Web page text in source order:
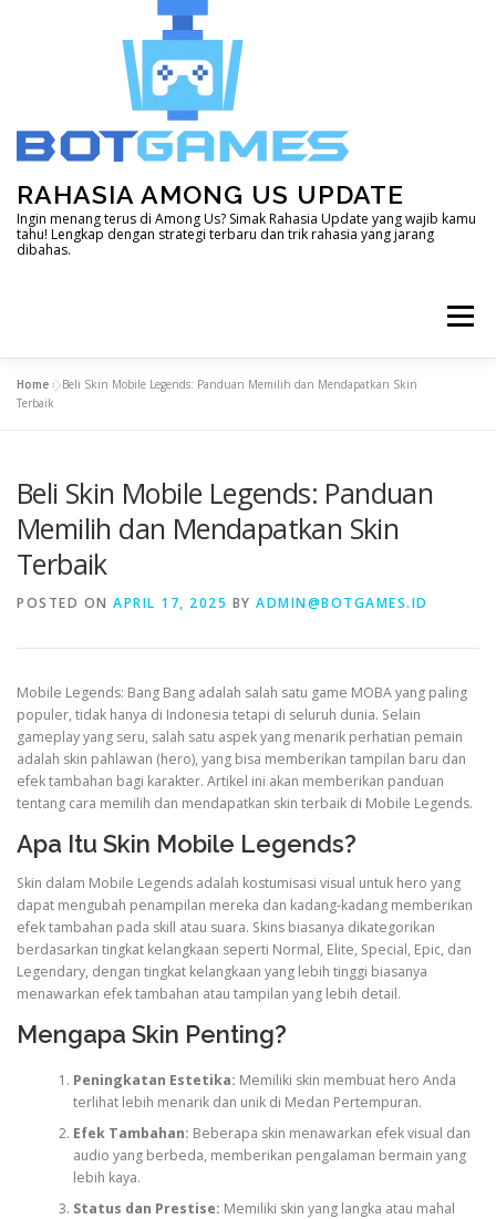
RAHASIA AMONG US UPDATE
Ingin menang terus di Among Us? Simak Rahasia Update yang wajib kamu
tahu! Lengkap dengan strategi terbaru dan trik rahasia yang jarang
dibahas.
Menu
HOME
LAIN – LAIN MINECRAFT MOBILE LEGEND
VALORANT
Home »Beli Skin Mobile Legends: Panduan Memilih dan Mendapatkan Skin
Terbaik
Beli Skin Mobile Legends: Panduan
Memilih dan Mendapatkan Skin
Terbaik
POSTED ON APRIL 17, 2025 BY ADMIN@BOTGAMES.ID
Mobile Legends: Bang Bang adalah salah satu game MOBA yang paling
populer, tidak hanya di Indonesia tetapi di seluruh dunia. Selain
gameplay yang seru, salah satu aspek yang menarik perhatian pemain
adalah skin pahlawan (hero), yang bisa memberikan tampilan baru dan
efek tambahan bagi karakter. Artikel ini akan memberikan panduan
tentang cara memilih dan mendapatkan skin terbaik di Mobile Legends.
Apa Itu Skin Mobile Legends?
Skin dalam Mobile Legends adalah kostumisasi visual untuk hero yang
dapat mengubah penampilan mereka dan kadang-kadang memberikan
efek tambahan pada skill atau suara. Skins biasanya dikategorikan
berdasarkan tingkat kelangkaan seperti Normal, Elite, Special, Epic, dan
Legendary, dengan tingkat kelangkaan yang lebih tinggi biasanya
menawarkan efek tambahan atau tampilan yang lebih detail.
Mengapa Skin Penting?
Peningkatan Estetika: Memiliki skin membuat hero Anda
terlihat lebih menarik dan unik di Medan Pertempuran.
Efek Tambahan: Beberapa skin menawarkan efek visual dan
audio yang berbeda, memberikan pengalaman bermain yang
lebih kaya.
Status dan Prestise: Memiliki skin yang langka atau mahal